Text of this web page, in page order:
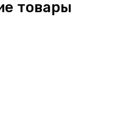
товары